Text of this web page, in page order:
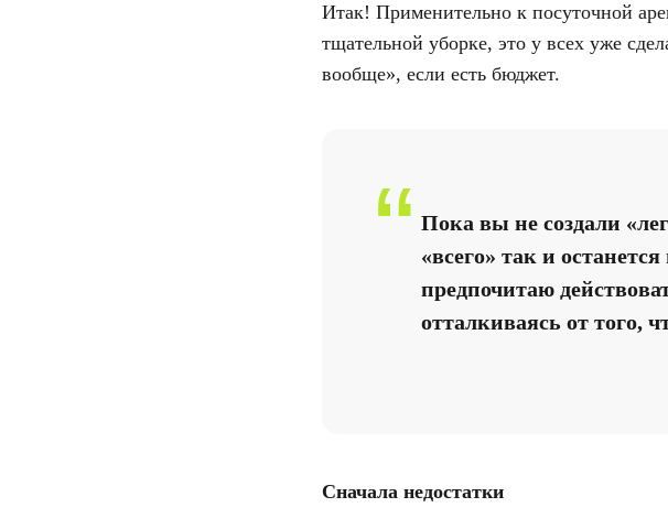
Итак! Применительно к посуточной
тщательной уборке, это у всех уже
вообще», если есть бюджет.
“ Пока вы не создали
«всего» так и
предпочитаю
отталкиваясь от того,
Сначала недостатки